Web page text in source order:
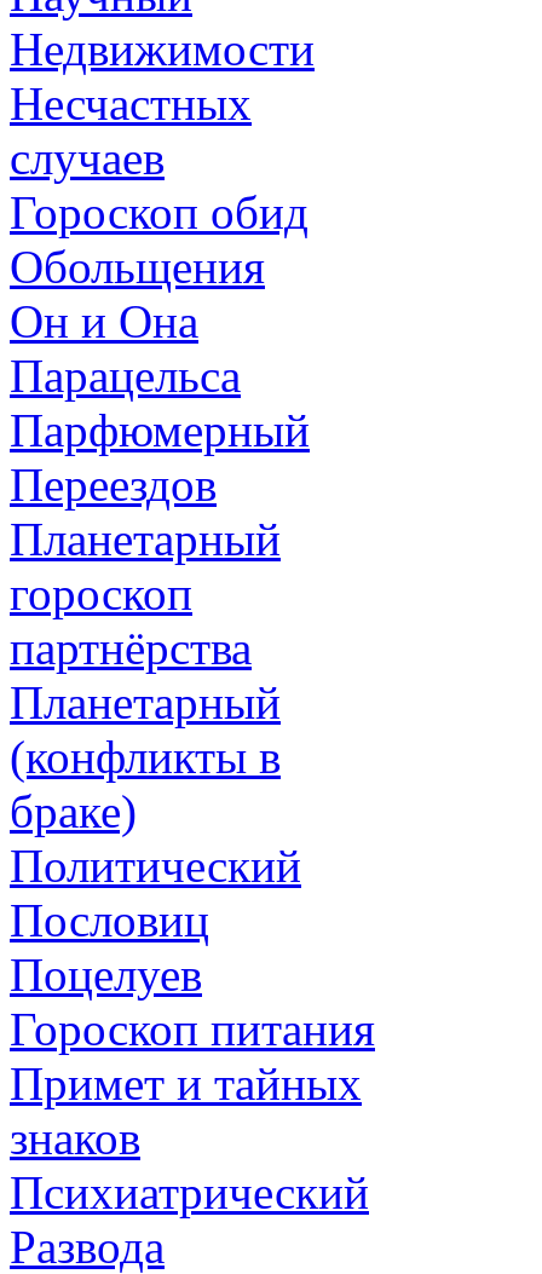
Недвижимости
Несчастных
случаев
Гороскоп обид
Обольщения
Он и Она
Парацельса
Парфюмерный
Переездов
Планетарный
гороскоп
партнёрства
Планетарный
(конфликты в
браке)
Политический
Пословиц
Поцелуев
Гороскоп питания
Примет и тайных
знаков
Психиатрический
Развода